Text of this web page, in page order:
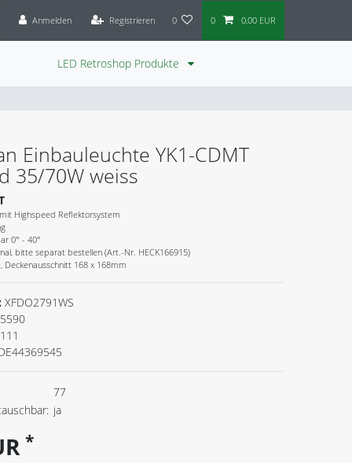
Anmelden Registrieren 0 0 0,00 EUR
LED Retroshop Produkte
Einbauleuchte YK1-CDMT
35/70W weiss
Highspeed Reflektorsystem
0° - 40°
bitte separat bestellen (Art.-Nr. HECK166915)
Deckenausschnitt 168 x 168mm
XFDO2791WS
77
ja
*